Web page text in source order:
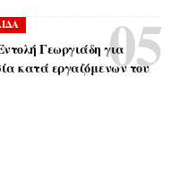
Γεωργιάδη για
κατά εργαζόμενων του